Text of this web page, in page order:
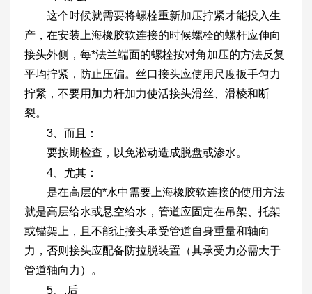
这个时候就需要将螺栓重新加压拧紧才能投入生
产，在安装上海橡胶软连接的时候螺栓的螺杆应伸向
接头外侧，每*法兰端面的螺栓按对角加压的方法反复
平均拧紧，防止压偏。丝口接头应使用尺度扳手匀力
拧紧，不要用加力杆加力使活接头滑丝、滑棱和断
裂。
3、而且：
要按期检查，以免淞动造成脱盘或渗水。
4、尤其：
是在高层的*水中需要上海橡胶软连接的使用方法
就是高层给水或悬空给水，管道应固定在吊架、托架
或锚架上，且不能让接头承受管道自身重量和轴向
力，否则接头应配备防拉脱装置（其承受力必需大于
管道轴向力）。
5、.后